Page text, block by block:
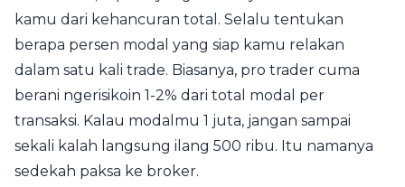
kamu dari kehancuran total. Selalu tentukan
berapa persen modal yang siap kamu relakan
dalam satu kali trade. Biasanya, pro trader cuma
berani ngerisikoin 1-2% dari total modal per
transaksi. Kalau modalmu 1 juta, jangan sampai
sekali kalah langsung ilang 500 ribu. Itu namanya
sedekah paksa ke broker.